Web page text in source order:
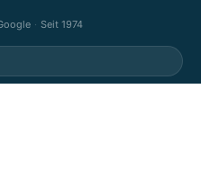
· Seit 1974